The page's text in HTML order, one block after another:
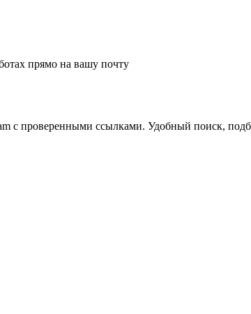
прямо на вашу почту
с проверенными ссылками. Удобный поиск,